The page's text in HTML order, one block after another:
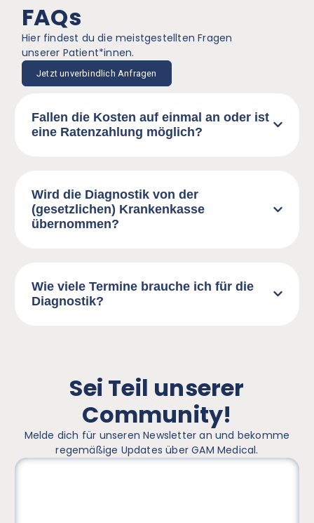
FAQs
Hier findest du die meistgestellten Fragen
unserer Patient*innen.
Jetzt unverbindlich Anfragen
Fallen die Kosten auf einmal an oder ist
eine Ratenzahlung möglich?
Wird die Diagnostik von der
(gesetzlichen) Krankenkasse
übernommen?
Wie viele Termine brauche ich für die
Diagnostik?
Sei Teil unserer
Community!
Melde dich für unseren Newsletter an und bekomme
regemäßige Updates über GAM Medical.